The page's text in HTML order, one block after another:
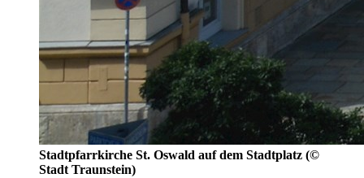
Stadtpfarrkirche St. Oswald auf dem Stadtplatz (©
Stadt Traunstein)